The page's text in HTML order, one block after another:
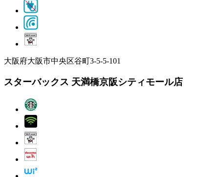
大阪府大阪市中央区谷町3-5-5-101
スターバックス 天満橋京阪シティモール店